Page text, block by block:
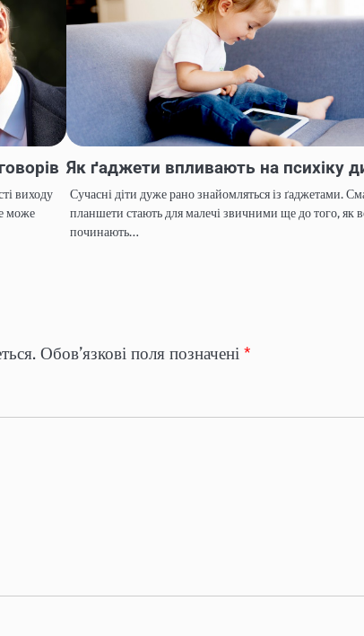
виходу
може
Як ґаджети впливають на психіку
Сучасні діти дуже рано знайомляться із ґаджетами.
планшети стають для малечі звичними ще до того, як
починають…
Обов’язкові поля позначені *